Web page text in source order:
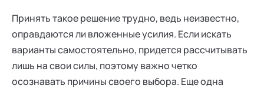
Принять такое решение трудно, ведь неизвестно,
оправдаются ли вложенные усилия. Если искать
варианты самостоятельно, придется рассчитывать
лишь на свои силы, поэтому важно четко
осознавать причины своего выбора. Еще одна